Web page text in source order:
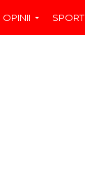
OPINII SPORT